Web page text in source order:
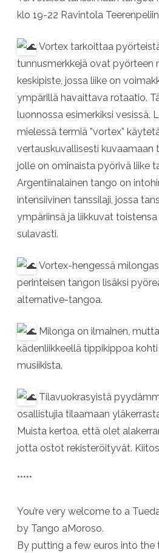
klo 19-22 Ravintola
Vortex tarkoittaa
tunnusmerkkejä ovat pyörteen
keskipiste, jossa liike on
ympärillä havaittava rotaatio.
luonnossa esimerkiksi vesissä.
mielessä termiä ”vortex”
vertauskuvallisesti kuvaamaan
jolle on ominaista pyörivä liike
Argentiinalainen tango on
intensiivinen tanssilaji, jossa
ympäriinsä ja liikkuvat
sulavasti.
Vortex-hengessä
perinteisen tangon lisäksi
alternative-tangoa.
Milonga on ilmainen,
kädenliikkeellä tippikippoa
musiikista.
Tilavuokrasyistä
osallistujia tilaamaan
Muista kertoa, että olet
jotta ostot rekisteröityvät.
*****
You’re very welcome to a
by Tango aMoroso.
By putting a few euros into the